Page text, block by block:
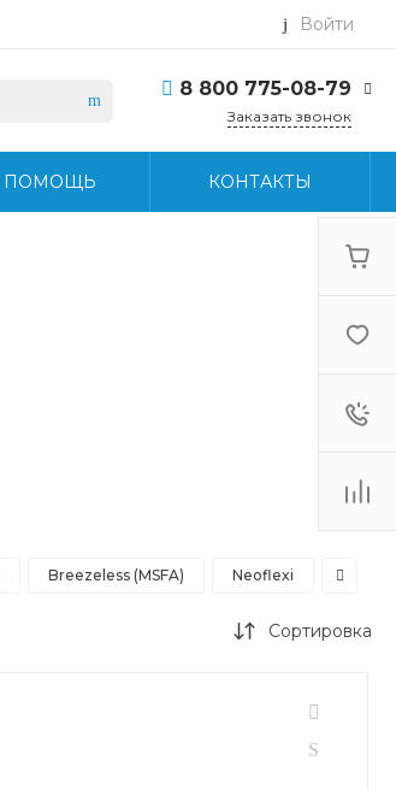
Войти
8 800 775-08-79
г. Москва, БЦ Вятский,
Заказать звонок
ПОМОЩЬ КОНТАКТЫ
Breezeless (MSFA) Neoflexi
Сортировка